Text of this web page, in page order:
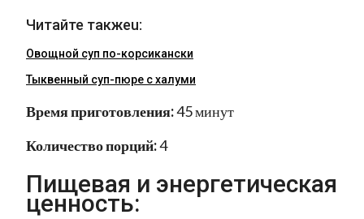
Читайте такжеu:
Овощной суп по-корсикански
Тыквенный суп-пюре с халуми
Время приготовления:45 минут
Количество порций:4
Пищевая и энергетическая
ценность: